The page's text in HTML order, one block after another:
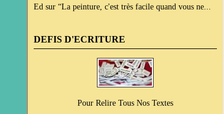
Ed sur “La peinture, c'est très facile quand vous ne...
DEFIS D'ECRITURE
Pour Relire Tous Nos Textes